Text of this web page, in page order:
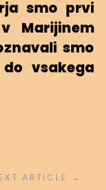
smo prvi
Marijinem
smo
vsakega